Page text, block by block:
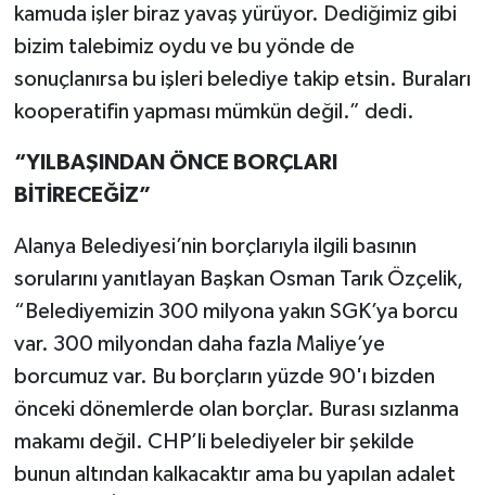
kamuda işler biraz yavaş yürüyor. Dediğimiz gibi
bizim talebimiz oydu ve bu yönde de
sonuçlanırsa bu işleri belediye takip etsin. Buraları
kooperatifin yapması mümkün değil.” dedi.
“YILBAŞINDAN ÖNCE BORÇLARI
BİTİRECEĞİZ”
Alanya Belediyesi’nin borçlarıyla ilgili basının
sorularını yanıtlayan Başkan Osman Tarık Özçelik,
“Belediyemizin 300 milyona yakın SGK’ya borcu
var. 300 milyondan daha fazla Maliye’ye
borcumuz var. Bu borçların yüzde 90'ı bizden
önceki dönemlerde olan borçlar. Burası sızlanma
makamı değil. CHP’li belediyeler bir şekilde
bunun altından kalkacaktır ama bu yapılan adalet